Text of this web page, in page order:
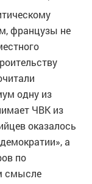
французы не
одну из
ЧВК из
оказалось
а
по
смысле